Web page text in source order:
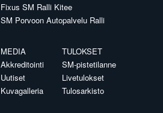
Fixus SM Ralli Kitee
SM Porvoon Autopalvelu Ralli
MEDIA
Akkreditointi
Uutiset
Kuvagalleria
TULOKSET
SM-pistetilanne
Livetulokset
Tulosarkisto